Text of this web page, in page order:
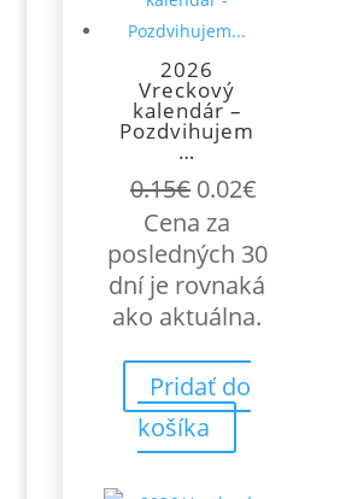
2026
Vreckový
kalendár –
Pozdvihujem
…
0.15€ Pôvodná
cena
bola:
0.15€.
0.02€Aktuálna
je:
0.02€.
Cena za
posledných 30
dní je rovnaká
ako aktuálna.
Pridať do
košíka